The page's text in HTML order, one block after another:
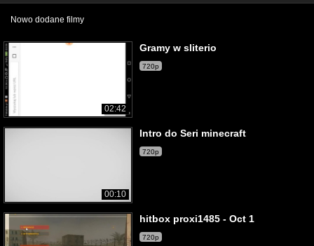
Nowo dodane filmy
02:42
Gramy w sliterio
720p
00:10
Intro do Seri minecraft
720p
hitbox proxi1485 - Oct 1
720p